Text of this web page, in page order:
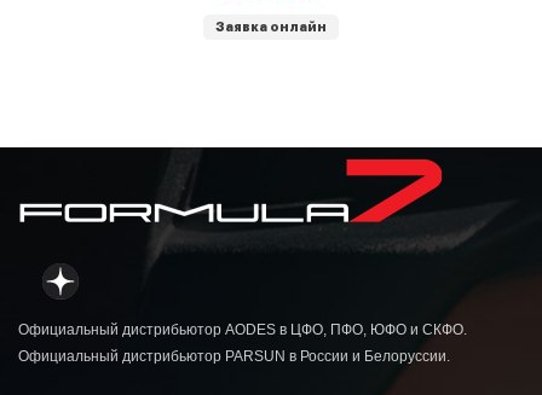
Заявка онлайн
Официальный дистрибьютор AODES в ЦФО, ПФО, ЮФО и СКФО.
Официальный дистрибьютор PARSUN в России и Белоруссии.